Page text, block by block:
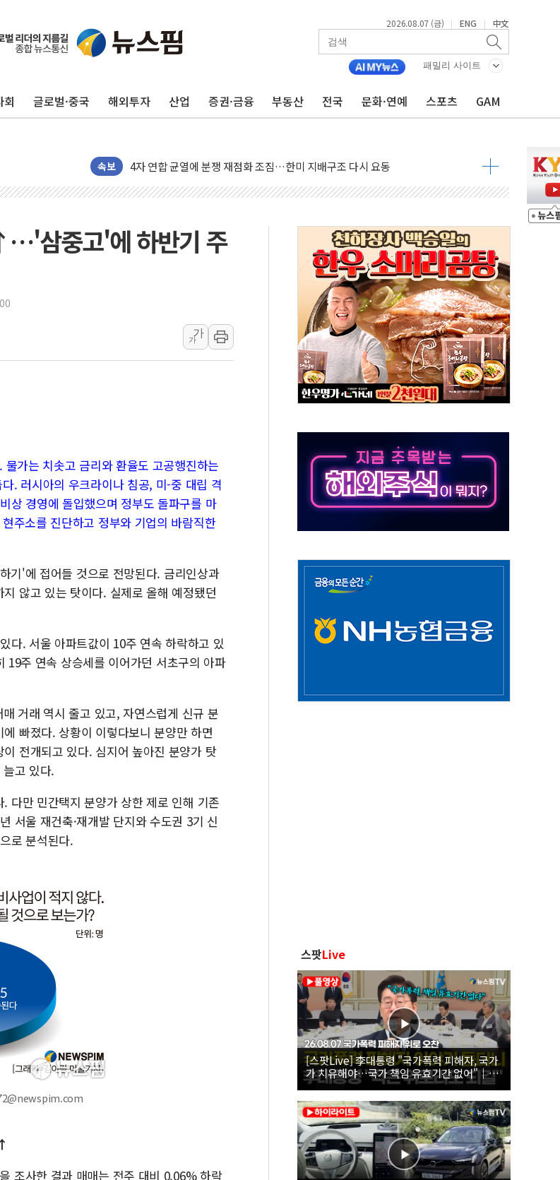
2026.08.07 (금) | ENG | 中文
패밀리 사이트
회 글로벌·중국 해외투자 산업 증권·금융 부동산 전국 문화·연예 스포츠 GAM
속보
우유자조금, 노인복지관 찾아 어르신 우유 지원 점검
더본코리아 롤링파스타, 파브리 셰프 모델 발탁
금호석유화학, 2분기 영업익 4배 '껑충'…전부문 약진
CJ올리브영 흔드는 '신흥 강자' 다이소·시코르…뷰티 유통 지각변동 본격화
임대사업자, 등록임대 세제혜택 축소에 반발…"정책 신뢰 뒤집어"
대우건설, 50대 이강석 대표 전면에...임원·조직 대대적 개편 예고
비츠로넥스텍, 한화에어로스페이스와 '누리호 5기분 엔진 구성품' 수주
1410원대 내려간 환율, "당분간 1400원 초반대 등락"
종합특검, '계엄 수용공간 확보' 신용해 前교정본부장 불구속 기소
친트럼프 오글스 미 하원의원, 테네시주 경선서 낙선
"주식이야 코인이야"…연속 사이드카·널뛰기에 개미들 '패닉'
에쓰씨엔지니어링, 큐니티와 반도체 EPC 추가 수주
나경원 의원 "장기보유 1주택자 과도한 세금 부당"…소득세법 개정안 발의 예고
李대통령, 규제합리화위 부위원장에 김태유·국립외교원장에 김흥규
한병도 "국민의힘, 말로만 주택 공급…도시정비법·주택법 등 처리 협조하라"
삼중고'에 하반기 주
가
가
가는 치솟고 금리와 환율도 고공행진하는
. 러시아의 우크라이나 침공, 미-중 대립 격
상 경영에 돌입했으며 정부도 돌파구를 마
주소를 진단하고 정부와 기업의 바람직한
기'에 접어들 것으로 전망된다. 금리인상과
않고 있는 탓이다. 실제로 올해 예정됐던
다. 서울 아파트값이 10주 연속 하락하고 있
주 연속 상승세를 이어가던 서초구의 아파
거래 역시 줄고 있고, 자연스럽게 신규 분
빠졌다. 상황이 이렇다보니 분양만 하면
전개되고 있다. 심지어 높아진 분양가 탓
고 있다.
다만 민간택지 분양가 상한 제로 인해 기존
서울 재건축·재개발 단지와 수도권 3기 신
로 분석된다.
조사한 결과 매매는 전주 대비 0.06% 하락
스팟Live
[스팟Live] 李대통령 "국가폭력 피해자, 국가
가 치유해야…국가 책임 유효기간 없어"｜
26.08.07 국가폭력 피해자 위로 오찬